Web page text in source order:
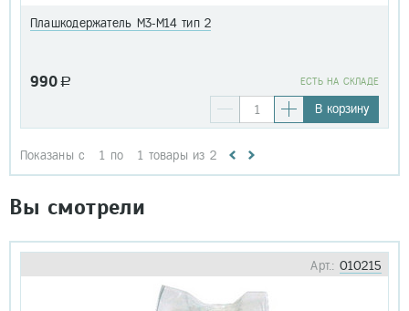
Плашкодержатель М3-М14 тип 2
990 a EСТЬ НА СКЛАДЕ
В корзину
Показаны с 1 по 1 товары из 2
Вы смотрели
Арт.: 010215